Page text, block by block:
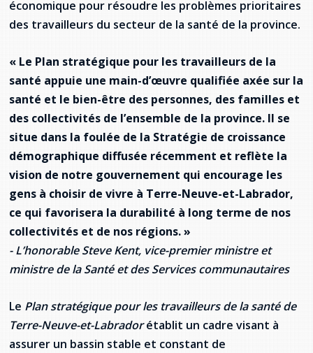
Allison Chaytor
Maurice Nzoyamara
Lee Trowbridge
Skye Fisher
Pamela Tucker
Anastasia Knudsen
Brian Kizner
Stacy Smith
provincial
communication en santé
économique pour résoudre les problèmes prioritaires
des travailleurs du secteur de la santé de la province.
« Le Plan stratégique pour les travailleurs de la
santé appuie une main-d’œuvre qualifiée axée sur la
santé et le bien-être des personnes, des familles et
des collectivités de l’ensemble de la province. Il se
situe dans la foulée de la Stratégie de croissance
démographique diffusée récemment et reflète la
vision de notre gouvernement qui encourage les
gens à choisir de vivre à Terre-Neuve-et-Labrador,
ce qui favorisera la durabilité à long terme de nos
collectivités et de nos régions. »
- L’honorable Steve Kent, vice-premier ministre et
ministre de la Santé et des Services communautaires
Le Plan stratégique pour les travailleurs de la santé de
Terre-Neuve-et-Labradorétablit un cadre visant à
assurer un bassin stable et constant de